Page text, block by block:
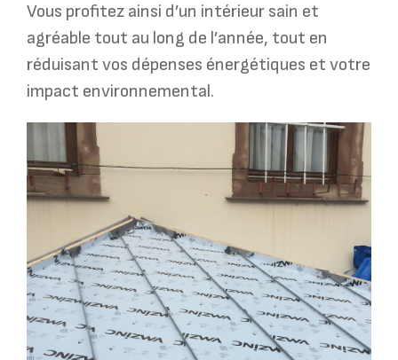
Vous profitez ainsi d’un intérieur sain et
agréable tout au long de l’année, tout en
réduisant vos dépenses énergétiques et votre
impact environnemental.